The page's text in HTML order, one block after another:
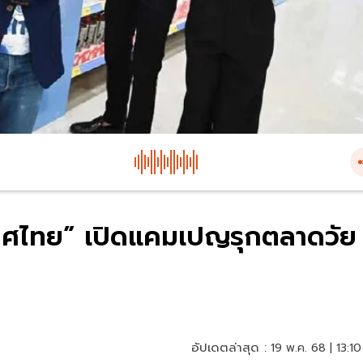
ไทย” เปิดแคมเปญรุกตลาดวัย
อัปเดตล่าสุด : 19 พ.ค. 68 |